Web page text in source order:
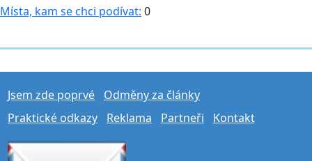
Místa, kam se chci podívat: 0
Jsem zde poprvé
Odměny za články
Praktické odkazy
Reklama Partneři Kontakt